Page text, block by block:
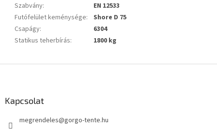
Szabvány:
EN 12533
Futófelület keménysége:
Shore D 75
Csapágy:
6304
Statikus teherbírás: 1800 kg
Kapcsolat
megrendeles@gorgo-tente.hu